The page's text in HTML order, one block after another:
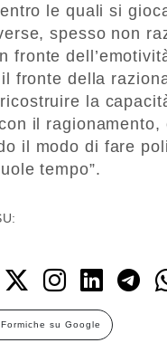
le quali si
spesso non
fronte
fronte della
la
il ragionamento,
il modo di fare
tempo”.
su Google